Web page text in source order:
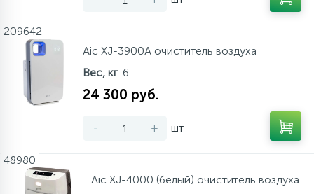
209642
Aic XJ-3900А очиститель воздуха
Вес, кг: 6
24 300 руб.
- + шт
48980
Aic XJ-4000 (белый) очиститель воздуха